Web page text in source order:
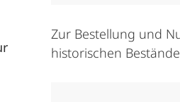
Zur Bestellung und
historischen